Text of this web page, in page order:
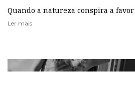
Quando a natureza conspira a favor
Ler mais